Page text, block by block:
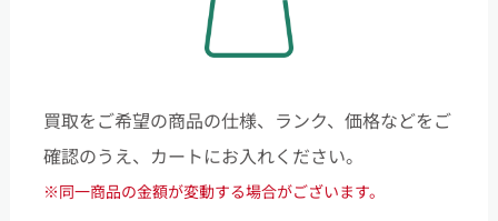
買取をご希望の商品の仕様、ランク、価格などをご
確認のうえ、カートにお入れください。
※同一商品の金額が変動する場合がございます。